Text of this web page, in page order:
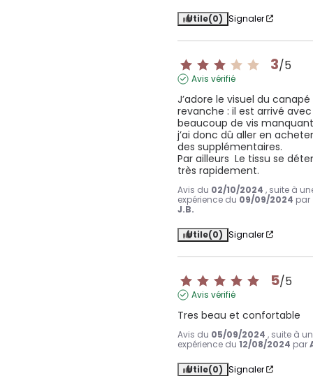
Utile(0) Signaler
3/5
Avis vérifié
J’adore le visuel du
revanche : il est arrivé avec
beaucoup de vis
j’ai donc dû aller en
des supplémentaires.
Par ailleurs  Le tissu se
très rapidement.
Avis du 02/10/2024 , suite à
expérience du 09/09/2024 par
J.B.
Utile(0) Signaler
5/5
Avis vérifié
Tres beau et confortable
Avis du 05/09/2024 , suite à
expérience du12/08/2024 par
Utile(0) Signaler